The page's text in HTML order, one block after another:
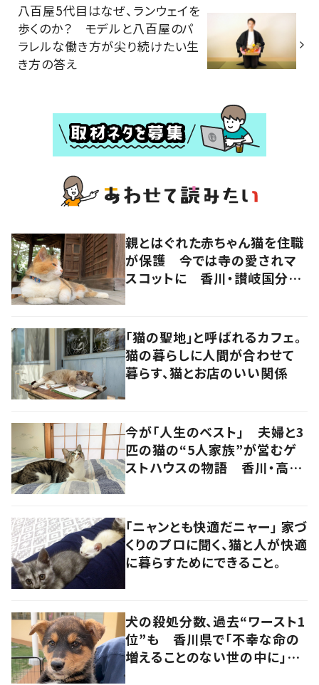
八百屋5代目はなぜ、ランウェイを
歩くのか？ モデルと八百屋のパ
ラレルな働き方が尖り続けたい生
き方の答え
親とはぐれた赤ちゃん猫を住職
が保護 今では寺の愛されマ
スコットに 香川・讃岐国分寺
「猫の聖地」と呼ばれるカフェ。
猫の暮らしに人間が合わせて
暮らす、猫とお店のいい関係
今が「人生のベスト」 夫婦と3
匹の猫の“5人家族”が営むゲ
ストハウスの物語 香川・高松
「ニャンとも快適だニャー」 家づ
くりのプロに聞く、猫と人が快適
に暮らすためにできること。
犬の殺処分数、過去“ワースト1
位”も 香川県で「不幸な命の
増えることのない世の中に」と